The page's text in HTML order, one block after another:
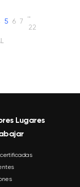
5 6 7
…
22
Lugares